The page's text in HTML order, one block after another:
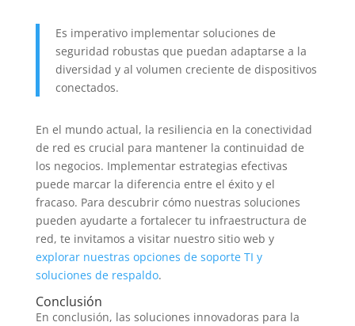
Es imperativo implementar soluciones de
seguridad robustas que puedan adaptarse a la
diversidad y al volumen creciente de dispositivos
conectados.
En el mundo actual, la resiliencia en la conectividad
de red es crucial para mantener la continuidad de
los negocios. Implementar estrategias efectivas
puede marcar la diferencia entre el éxito y el
fracaso. Para descubrir cómo nuestras soluciones
pueden ayudarte a fortalecer tu infraestructura de
red, te invitamos a visitar nuestro sitio web y
explorar nuestras opciones de soporte TI y
soluciones de respaldo.
Conclusión
En conclusión, las soluciones innovadoras para la